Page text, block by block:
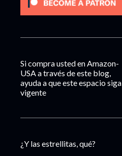
Si compra usted en Amazon-
USA a través de este blog,
ayuda a que este espacio siga
vigente
¿Y las estrellitas, qué?